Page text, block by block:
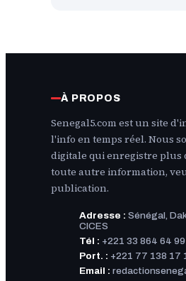
À PROPOS
Senegal5.com est un site
l'info en temps réel. Nous
digitale qui enregistre plus
toute autre information,
publication.
Adresse : Sénégal,
CICES
Tél : +221 33 864 64
Port. : +221 77 138 17
Email :